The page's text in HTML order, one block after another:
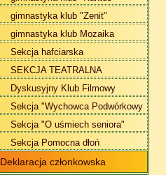
gimnastyka klub "Zenit"
gimnastyka klub Mozaika
Sekcja hafciarska
SEKCJA TEATRALNA
Dyskusyjny Klub Filmowy
Sekcja "Wychowca Podwórkowy
Sekcja "O uśmiech seniora"
Sekcja Pomocna dłoń
Deklaracja członkowska